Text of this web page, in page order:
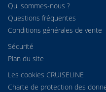
Qui sommes-nous ?
Questions fréquentes
Conditions générales de vente
Sécurité
Plan du site
Les cookies CRUISELINE
Charte de protection des